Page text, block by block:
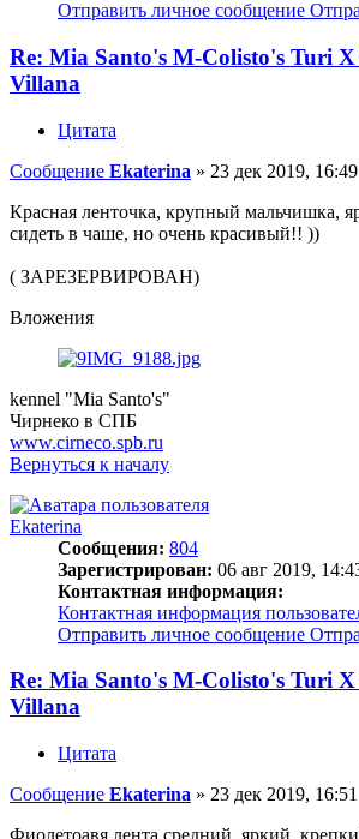
Отправить личное сообщение
Re: Mia Santo's M-Colisto's Turi X
Villana
Цитата
Сообщение Ekaterina » 23 дек 2019, 16:49
Красная ленточка, крупный мальчишка,
сидеть в чаше, но очень красивый!! ))
( ЗАРЕЗЕРВИРОВАН)
Вложения
kennel "Mia Santo's"
Чирнеко в СПБ
www.cirneco.spb.ru
Вернуться к началу
Ekaterina
Сообщения: 804
Зарегистрирован: 06 авг 2019,
Контактная информация:
Контактная информация
Отправить личное сообщение
Re: Mia Santo's M-Colisto's Turi X
Villana
Цитата
Сообщение Ekaterina » 23 дек 2019, 16:51
Фиолетоавя лента,средний, яркий,